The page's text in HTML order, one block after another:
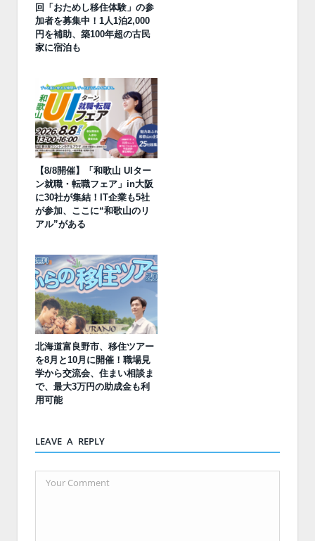
回「おためし移住体験」の参
加者を募集中！1人1泊2,000
円を補助、築100年超の古民
家に宿泊も
【8/8開催】「和歌山 UIター
ン就職・転職フェア」in大阪
に30社が集結！IT企業も5社
が参加、ここに“和歌山のリ
アル”がある
北海道富良野市、移住ツアー
を8月と10月に開催！職場見
学から交流会、住まい相談ま
で、最大3万円の助成金も利
用可能
LEAVE A REPLY